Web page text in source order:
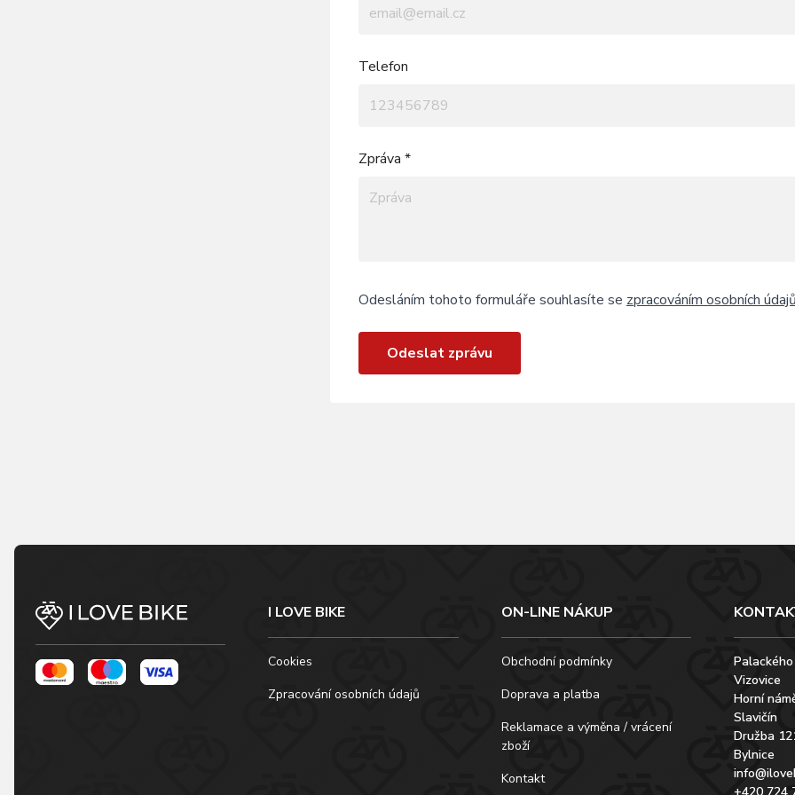
Telefon
Zpráva *
Odesláním tohoto formuláře souhlasíte se zpracováním osobních
Odeslat zprávu
I LOVE BIKE
Cookies
Zpracování osobních údajů
ON-LINE NÁKUP
Obchodní podmínky
Doprava a platba
Reklamace a výměna / vrácení
zboží
Kontakt
Vizovice
Horní
Slavičín
Družba
Bylnice